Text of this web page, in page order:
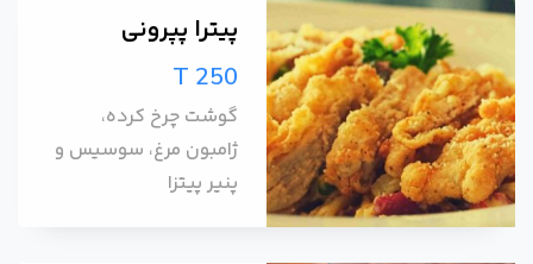
پیترا پپرونی
T 250
گوشت چرخ کرده،
ژامبون مرغ، سوسیس و
پنیر پیتزا